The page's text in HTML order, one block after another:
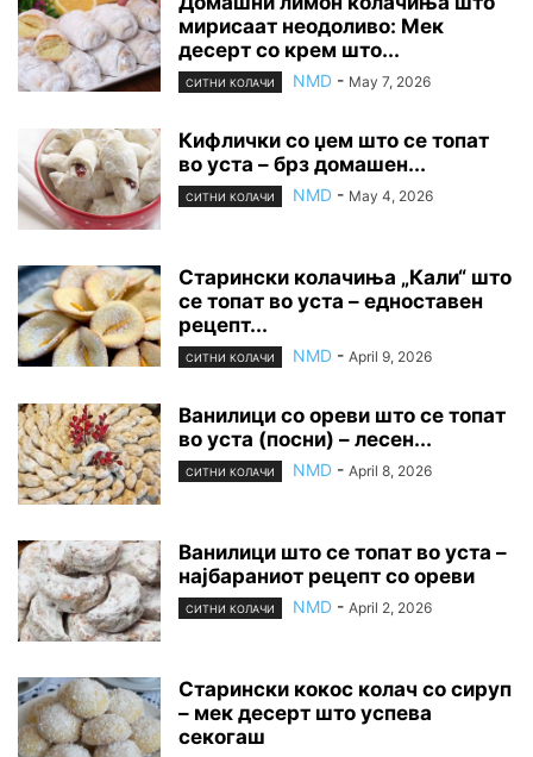
мирисаат неодоливо: Мек
десерт со крем што...
СИТНИ КОЛАЧИ NMD - May 7, 2026
Кифлички со џем што се топат
во уста – брз домашен...
СИТНИ КОЛАЧИ NMD - May 4, 2026
Старински колачиња „Кали“ што
се топат во уста – едноставен
рецепт...
СИТНИ КОЛАЧИ NMD - April 9, 2026
Ванилици со ореви што се топат
во уста (посни) – лесен...
СИТНИ КОЛАЧИ NMD - April 8, 2026
Ванилици што се топат во уста –
најбараниот рецепт со ореви
СИТНИ КОЛАЧИ NMD - April 2, 2026
Старински кокос колач со сируп
– мек десерт што успева
секогаш